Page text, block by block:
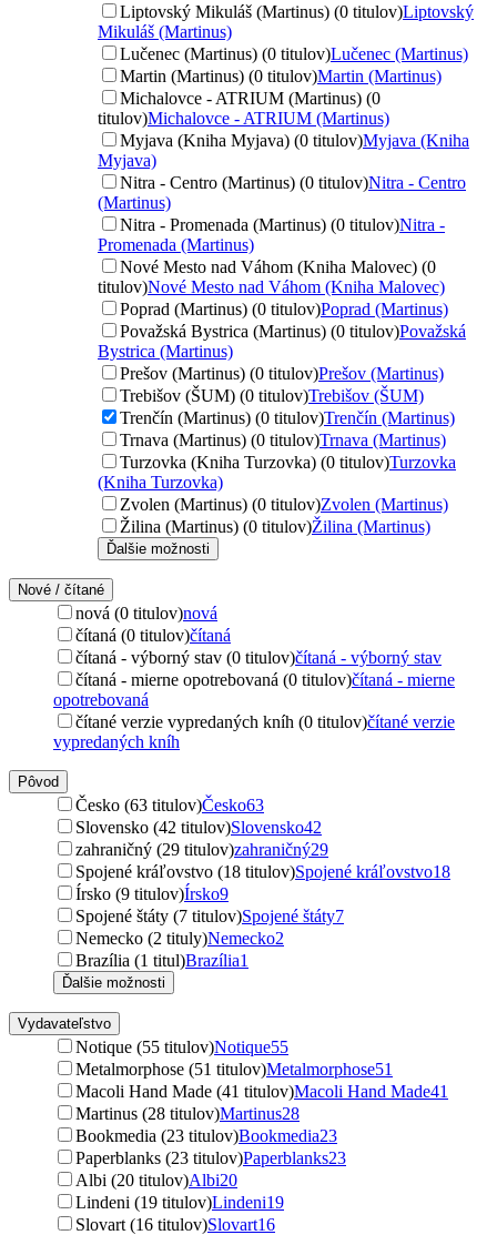
Liptovský Mikuláš (Martinus) (0 titulov)Liptovský
Mikuláš (Martinus)
Lučenec (Martinus) (0 titulov)Lučenec (Martinus)
Martin (Martinus) (0 titulov)Martin (Martinus)
Michalovce - ATRIUM (Martinus) (0
titulov)Michalovce - ATRIUM (Martinus)
Myjava (Kniha Myjava) (0 titulov)Myjava (Kniha
Myjava)
Nitra - Centro (Martinus) (0 titulov)Nitra - Centro
(Martinus)
Nitra - Promenada (Martinus) (0 titulov)Nitra -
Promenada (Martinus)
Nové Mesto nad Váhom (Kniha Malovec) (0
titulov)Nové Mesto nad Váhom (Kniha Malovec)
Poprad (Martinus) (0 titulov)Poprad (Martinus)
Považská Bystrica (Martinus) (0 titulov)Považská
Bystrica (Martinus)
Prešov (Martinus) (0 titulov)Prešov (Martinus)
Trebišov (ŠUM) (0 titulov)Trebišov (ŠUM)
Trenčín (Martinus) (0 titulov)Trenčín (Martinus)
Trnava (Martinus) (0 titulov)Trnava (Martinus)
Turzovka (Kniha Turzovka) (0 titulov)Turzovka
(Kniha Turzovka)
Zvolen (Martinus) (0 titulov)Zvolen (Martinus)
Žilina (Martinus) (0 titulov)Žilina (Martinus)
Ďalšie možnosti
Nové / čítané
nová (0 titulov)nová
čítaná (0 titulov)čítaná
čítaná - výborný stav (0 titulov)čítaná - výborný stav
čítaná - mierne opotrebovaná (0 titulov)čítaná - mierne
opotrebovaná
čítané verzie vypredaných kníh (0 titulov)čítané verzie
vypredaných kníh
Pôvod
Česko (63 titulov)Česko63
Slovensko (42 titulov)Slovensko42
zahraničný (29 titulov)zahraničný29
Spojené kráľovstvo (18 titulov)Spojené kráľovstvo18
Írsko (9 titulov)Írsko9
Spojené štáty (7 titulov)Spojené štáty7
Nemecko (2 tituly)Nemecko2
Brazília (1 titul)Brazília1
Ďalšie možnosti
Vydavateľstvo
Notique (55 titulov)Notique55
Metalmorphose (51 titulov)Metalmorphose51
Macoli Hand Made (41 titulov)Macoli Hand Made41
Martinus (28 titulov)Martinus28
Bookmedia (23 titulov)Bookmedia23
Paperblanks (23 titulov)Paperblanks23
Albi (20 titulov)Albi20
Lindeni (19 titulov)Lindeni19
Slovart (16 titulov)Slovart16